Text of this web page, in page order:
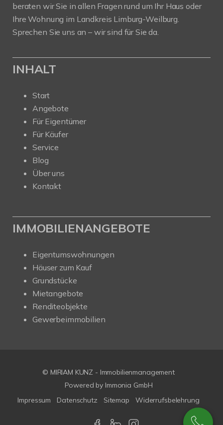
beraten wir Sie in allen Fragen rund um Ihr Haus oder
Ihre Wohnung im Landkreis Limburg-Weilburg.
Sprechen Sie uns an – wir sind für Sie da.
INHALT
Start
Angebote
Für Eigentümer
Für Käufer
Service
Blog
Über uns
Kontakt
IMMOBILIENANGEBOTE
Eigentumswohnungen
Häuser zum Kauf
Grundstücke
Mietangebote
Renditeobjekte
Gewerbeimmobilien
© MIRIAM KUNZ - Immobilienmanagement
Powered by Immonia GmbH
Impressum
Datenschutz Sitemap Widerrufsbelehrung